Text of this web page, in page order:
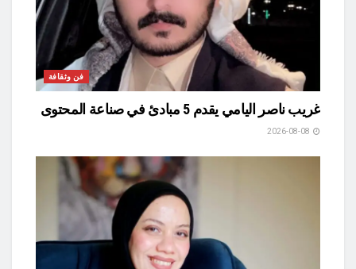
فن وثقافة
غريب ناصر اليامي يقدم 5 مبادئ في صناعة المحتوى